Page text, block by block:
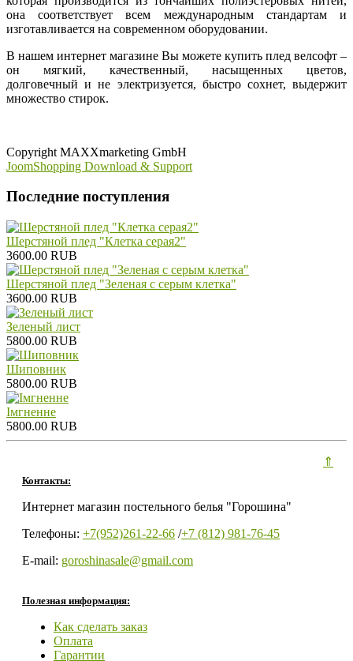
она соответствует всем международным стандартам и
изготавливается на современном оборудовании.
В нашем интернет магазине Вы можете купить плед велсофт –
он мягкий, качественный, насыщенных цветов,
долговечный и не электризуется, быстро сохнет, выдержит
множество стирок.
Copyright MAXXmarketing GmbH
JoomShopping Download & Support
Последние поступления
Шерстяной плед "Клетка серая2"
3600.00 RUB
Шерстяной плед "Зеленая с серым клетка"
3600.00 RUB
Зеленый лист
5800.00 RUB
Шиповник
5800.00 RUB
Iмгненне
5800.00 RUB
Контакты:
Интернет магазин постельного белья "Горошина"
Телефоны: +7(952)261-22-66 /+7 (812) 981-76-45
E-mail: goroshinasale@gmail.com
Полезная информация:
Как сделать заказ
Оплата
Гарантии
⇑